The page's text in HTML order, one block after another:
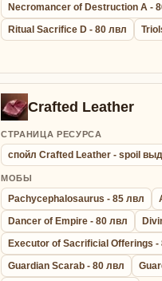
Necromancer of Destruction A -
Ritual Sacrifice D - 80 лвл
Crafted Leather
СТРАНИЦА РЕСУРСА
спойл Crafted Leather - spoil
МОБЫ
Pachycephalosaurus - 85 лвл
Dancer of Empire - 80 лвл
Executor of Sacrificial Offerings -
Guardian Scarab - 80 лвл